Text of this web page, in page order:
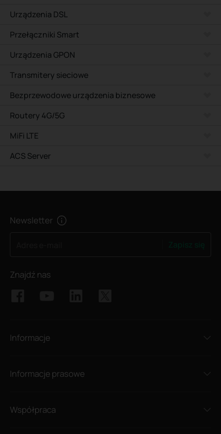
Urządzenia DSL
Przełączniki Smart
Urządzenia GPON
Transmitery sieciowe
Bezprzewodowe urządzenia biznesowe
Routery 4G/5G
MiFi LTE
ACS Server
Newsletter
Znajdź nas
Informacje
Informacje prasowe
Współpraca